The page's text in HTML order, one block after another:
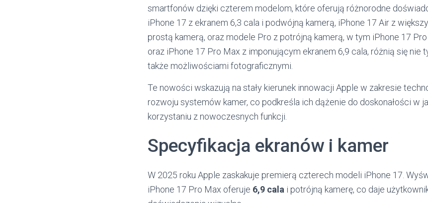
smartfonów dzięki czterem modelom, które oferują różnorodne
iPhone 17 z ekranem 6,3 cala i podwójną kamerą, iPhone 17 Air z
prostą kamerą, oraz modele Pro z potrójną kamerą, w tym iPhone 17
oraz iPhone 17 Pro Max z imponującym ekranem 6,9 cala, różnią się nie
także możliwościami fotograficznymi.
Te nowości wskazują na stały kierunek innowacji Apple w zakresie
rozwoju systemów kamer, co podkreśla ich dążenie do doskonałości w
korzystaniu z nowoczesnych funkcji.
Specyfikacja ekranów i kamer
W 2025 roku Apple zaskakuje premierą czterech modeli iPhone 17.
iPhone 17 Pro Max oferuje 6,9 cala i potrójną kamerę, co daje